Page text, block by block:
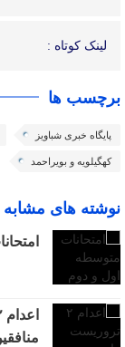
لینک کوتاه :
برچسب ها
پایگاه خبری شباویز
کهگیلویه و بویراحمد
نوشته های مشابه